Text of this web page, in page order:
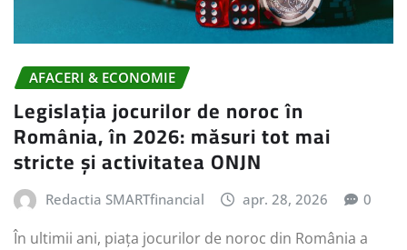
AFACERI & ECONOMIE
Legislația jocurilor de noroc în
România, în 2026: măsuri tot mai
stricte și activitatea ONJN
Redactia SMARTfinancial apr. 28, 2026 0
În ultimii ani, piața jocurilor de noroc din România a